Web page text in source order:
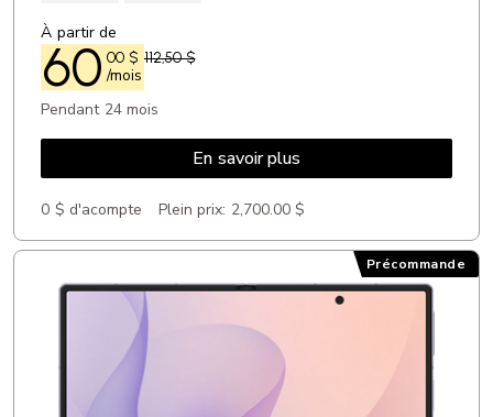
À partir de
60 00 $
/mois
112,50 $
Pendant 24 mois
En savoir plus
0 $ d'acompte Plein prix: 2,700.00 $
Précommande